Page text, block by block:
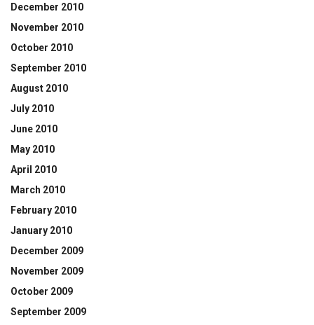
December 2010
November 2010
October 2010
September 2010
August 2010
July 2010
June 2010
May 2010
April 2010
March 2010
February 2010
January 2010
December 2009
November 2009
October 2009
September 2009